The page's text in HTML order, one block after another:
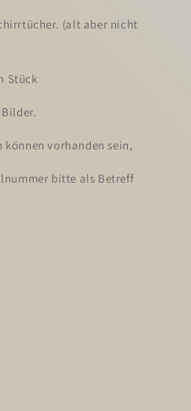
(alt aber nicht
Stück
können vorhanden sein,
bitte als Betreff